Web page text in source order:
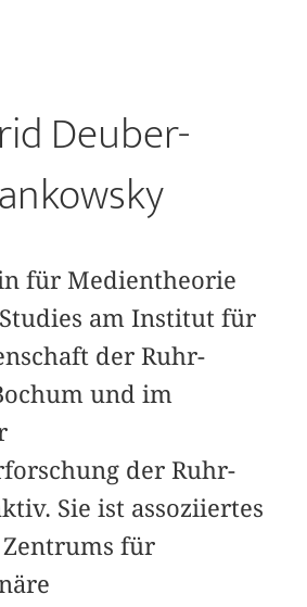
Deuber-
für Medientheorie
am Institut für
der Ruhr-
und im
der Ruhr-
Sie ist assoziiertes
für